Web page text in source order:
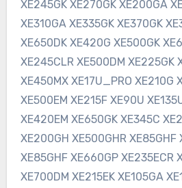
XE245GK XE270GK XE200GA
XE310GA XE335GK XE370GK
XE650DK XE420G XE500GK
XE245CLR XE500DM XE225GK
XE450MX XE17U_PRO XE210G
XE500EM XE215F XE90U
XE420EM XE650GK XE345C
XE200GH XE500GHR XE85GHF
XE85GHF XE660GP XE235ECR
XE700DM XE215EK XE105GA